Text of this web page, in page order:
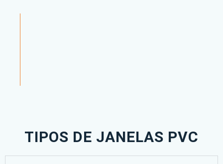
TIPOS DE JANELAS PVC